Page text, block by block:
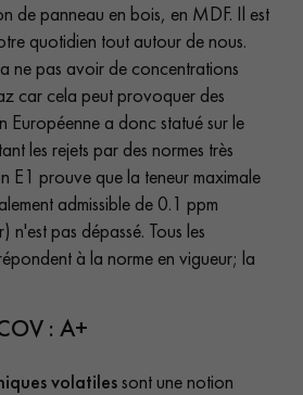
sont disponibles au
82 82 82
UN PROJET ?
disposition pour vous guider pas à
et la pose de votre parquet.
de panneau en bois, en MDF. Il est
quotidien tout autour de nous.
ne pas avoir de concentrations
car cela peut provoquer des
Européenne a donc statué sur le
les rejets par des normes très
E1 prouve que la teneur maximale
admissible de 0.1 ppm
pas dépassé. Tous les
à la norme en vigueur; la
: A+
volatilessont une notion